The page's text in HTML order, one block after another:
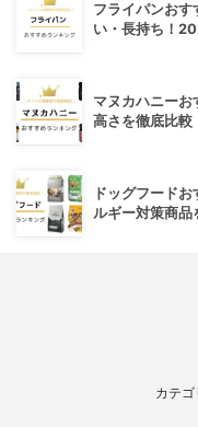
フライパンお
い・長持ち！
マヌカハニー
高さを徹底比較
ドッグフード
ルギー対策商品
カテ